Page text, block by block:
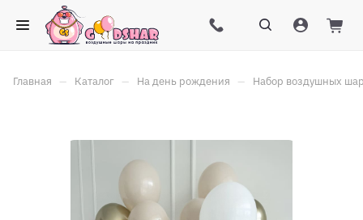
Главная – Каталог – На день рождения – Набор воздушных